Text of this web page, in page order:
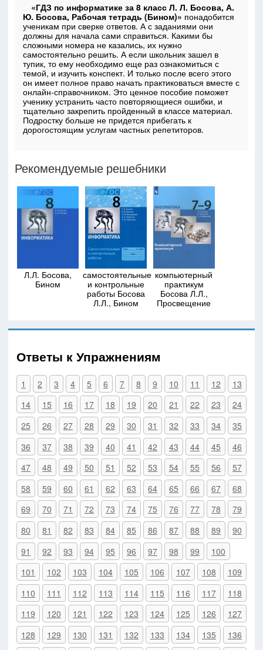
«ГДЗ по информатике за 8 класс Л. Л. Босова, А.
Ю. Босова, Рабочая тетрадь (Бином)» понадобится
ученикам при сверке ответов. А с заданиями они
должны для начала сами справиться. Какими бы
сложными номера не казались, их нужно
самостоятельно решить. А если школьник зашел в
тупик, то ему необходимо еще раз ознакомиться с
темой, и изучить конспект. И только после всего этого
он имеет полное право начать практиковаться вместе с
онлайн-справочником. Это ценное пособие поможет
ученику устранить часто повторяющиеся ошибки, и
тщательно закрепить пройденный в классе материал.
Подростку больше не придется прибегать к
дорогостоящим услугам частных репетиторов.
Рекомендуемые решебники
Л.Л. Босова,
Бином
самостоятельные
и контрольные
работы Босова
Л.Л., Бином
компьютерный
практикум
Босова Л.Л.,
Просвещение
Ответы к Упражнениям
1 2 3 4 5 6 7 8 9 10 11 12
13
14
15 16 17 18 19 20 21 22 23
24
25
26 27 28 29 30 31 32 33 34
35
36
37 38 39 40 41 42 43 44 45
46
47
48 49 50 51 52 53 54 55 56
57
58
59 60 61 62 63 64 65 66 67
68
69
70 71 72 73 74 75 76 77 78
79
80
81 82 83 84 85 86 87 88 89
90
91
92 93 94 95 96 97 98 99
100
101
102 103 104 105 106 107 108
109
110
111 112 113 114 115 116 117
118
119
120 121 122 123 124 125 126
127
128
129 130 131 132 133 134 135
136